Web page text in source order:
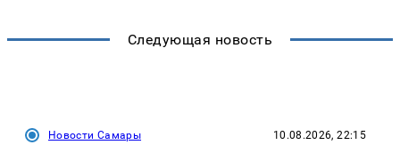
Следующая новость
Новости Самары 10.08.2026, 22:15